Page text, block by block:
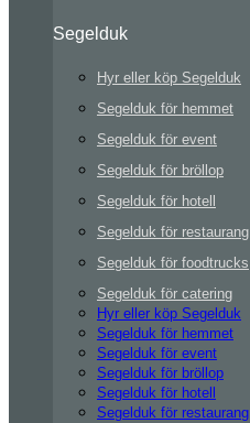
Segelduk
Hyr eller köp Segelduk
Segelduk för hemmet
Segelduk för event
Segelduk för bröllop
Segelduk för hotell
Segelduk för restaurang
Segelduk för foodtrucks
Segelduk för catering
Hyr eller köp Segelduk
Segelduk för hemmet
Segelduk för event
Segelduk för bröllop
Segelduk för hotell
Segelduk för restaurang